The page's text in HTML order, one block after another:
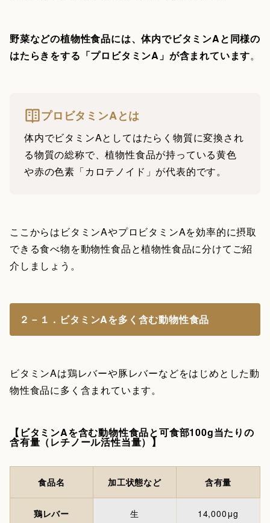
野菜などの植物性食品には、体内でビタミンAと同様の
はたらきをする「プロビタミンA」が含まれています。
プロビタミンAとは
体内でビタミンAとしてはたらく物質に変換され
る物質の総称で、植物性食品が持っている黄色
や赤の色素「カロテノイド」が代表的です。
ここからはビタミンAやプロビタミンAを効率的に摂取
できる食べ物を動物性食品と植物性食品に分けてご紹
介しましょう。
２－１．ビタミンAを多く含む動物性食品
ビタミンAは鶏レバーや豚レバーなどをはじめとした動
物性食品に多く含まれています。
【ビタミンAを含む動物性食品と可食部100g当たりの
含有量（レチノール活性当量）】
食品名 加工状態など 含有量
鶏レバー 生 14,000μg